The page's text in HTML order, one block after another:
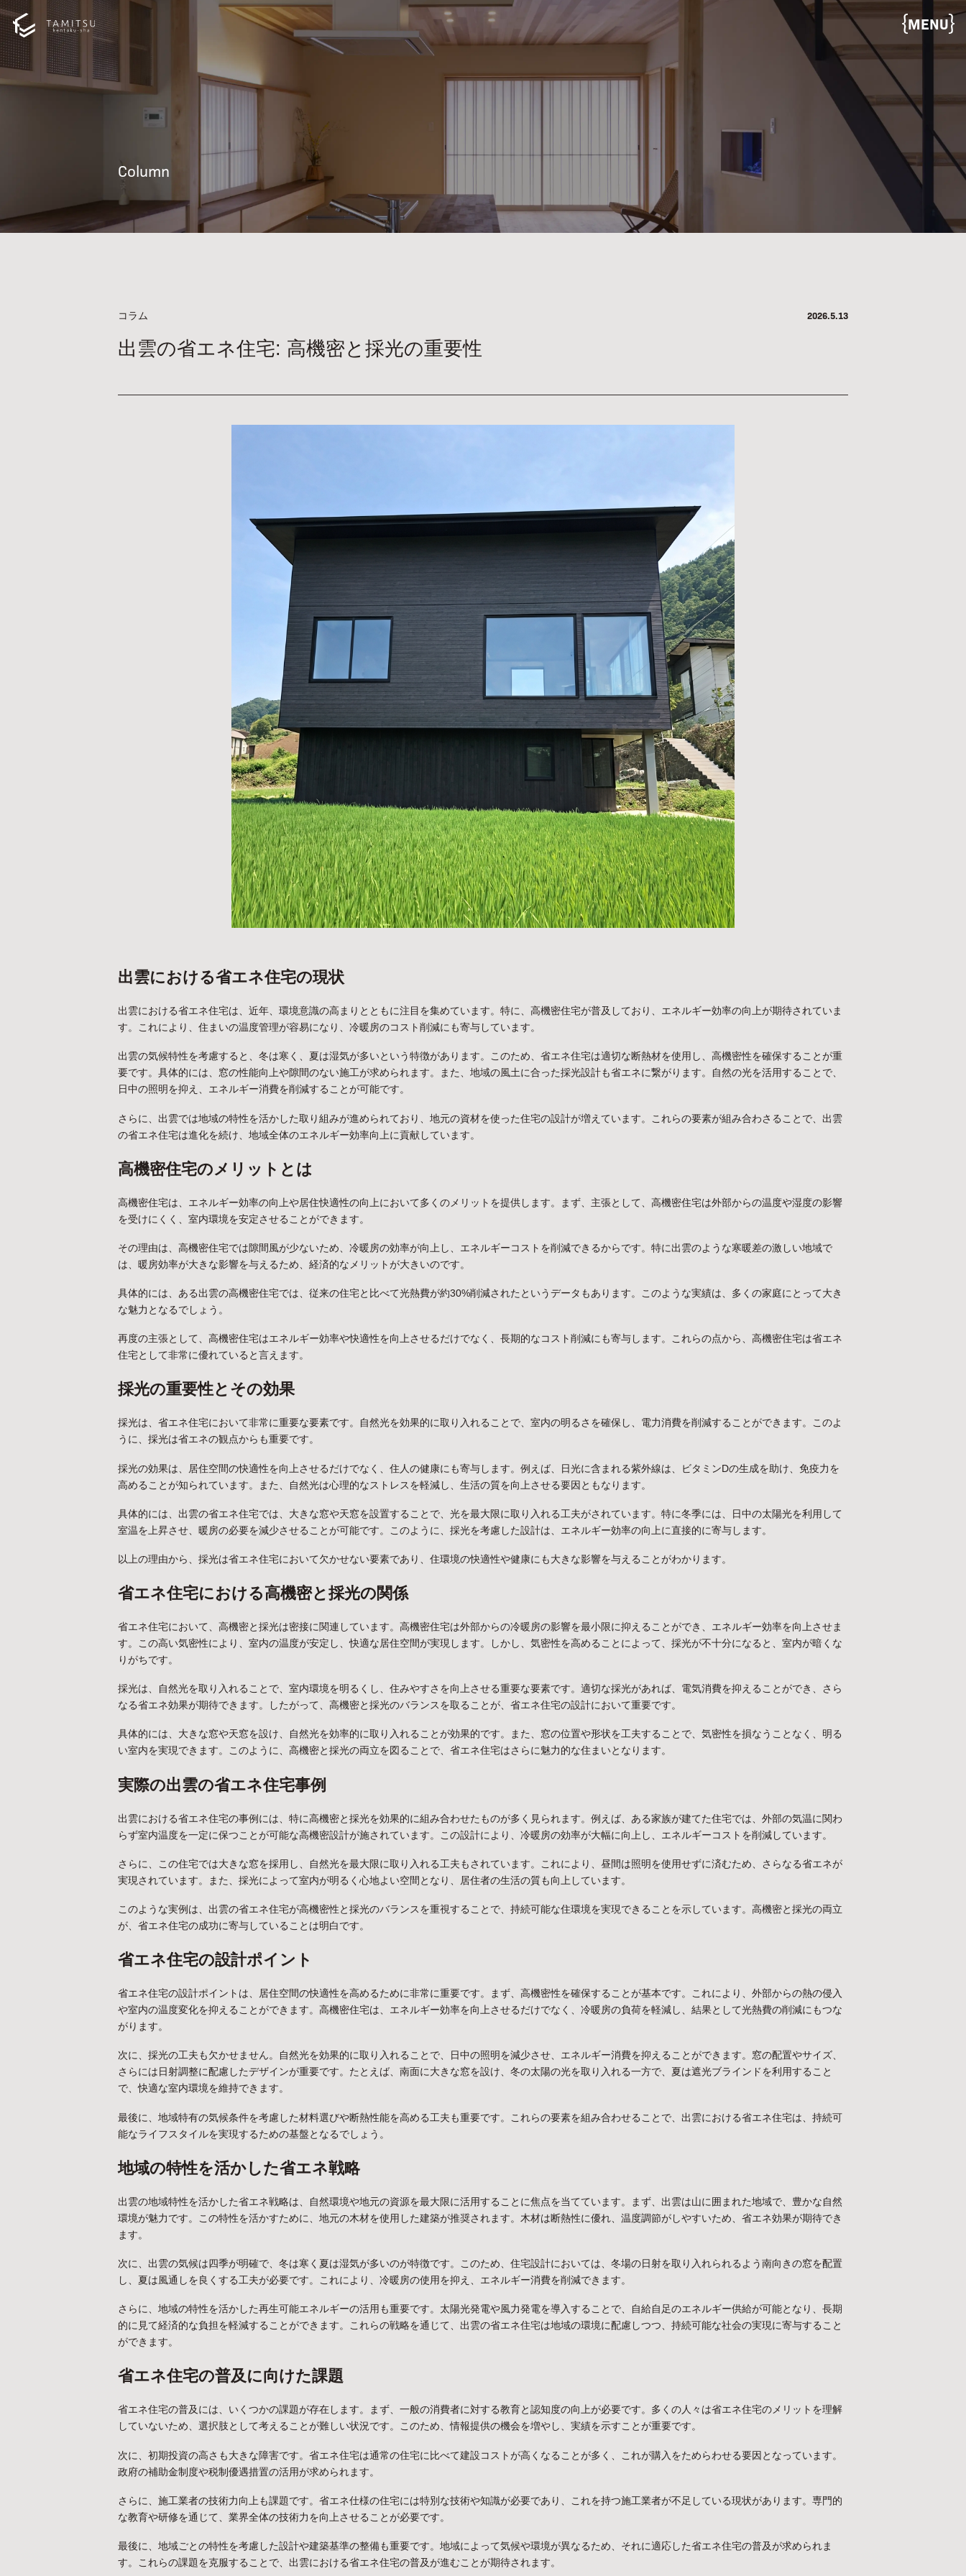
MENU
Column
コラム 2026.5.13
出雲の省エネ住宅: 高機密と採光の重要性
出雲における省エネ住宅の現状
出雲における省エネ住宅は、近年、環境意識の高まりとともに注目を集めています。特に、高機密住宅が普及しており、エネルギー効率の向上が期待されていま
す。これにより、住まいの温度管理が容易になり、冷暖房のコスト削減にも寄与しています。
出雲の気候特性を考慮すると、冬は寒く、夏は湿気が多いという特徴があります。このため、省エネ住宅は適切な断熱材を使用し、高機密性を確保することが重
要です。具体的には、窓の性能向上や隙間のない施工が求められます。また、地域の風土に合った採光設計も省エネに繋がります。自然の光を活用することで、
日中の照明を抑え、エネルギー消費を削減することが可能です。
さらに、出雲では地域の特性を活かした取り組みが進められており、地元の資材を使った住宅の設計が増えています。これらの要素が組み合わさることで、出雲
の省エネ住宅は進化を続け、地域全体のエネルギー効率向上に貢献しています。
高機密住宅のメリットとは
高機密住宅は、エネルギー効率の向上や居住快適性の向上において多くのメリットを提供します。まず、主張として、高機密住宅は外部からの温度や湿度の影響
を受けにくく、室内環境を安定させることができます。
その理由は、高機密住宅では隙間風が少ないため、冷暖房の効率が向上し、エネルギーコストを削減できるからです。特に出雲のような寒暖差の激しい地域で
は、暖房効率が大きな影響を与えるため、経済的なメリットが大きいのです。
具体的には、ある出雲の高機密住宅では、従来の住宅と比べて光熱費が約30%削減されたというデータもあります。このような実績は、多くの家庭にとって大き
な魅力となるでしょう。
再度の主張として、高機密住宅はエネルギー効率や快適性を向上させるだけでなく、長期的なコスト削減にも寄与します。これらの点から、高機密住宅は省エネ
住宅として非常に優れていると言えます。
採光の重要性とその効果
採光は、省エネ住宅において非常に重要な要素です。自然光を効果的に取り入れることで、室内の明るさを確保し、電力消費を削減することができます。このよ
うに、採光は省エネの観点からも重要です。
採光の効果は、居住空間の快適性を向上させるだけでなく、住人の健康にも寄与します。例えば、日光に含まれる紫外線は、ビタミンDの生成を助け、免疫力を
高めることが知られています。また、自然光は心理的なストレスを軽減し、生活の質を向上させる要因ともなります。
具体的には、出雲の省エネ住宅では、大きな窓や天窓を設置することで、光を最大限に取り入れる工夫がされています。特に冬季には、日中の太陽光を利用して
室温を上昇させ、暖房の必要を減少させることが可能です。このように、採光を考慮した設計は、エネルギー効率の向上に直接的に寄与します。
以上の理由から、採光は省エネ住宅において欠かせない要素であり、住環境の快適性や健康にも大きな影響を与えることがわかります。
省エネ住宅における高機密と採光の関係
省エネ住宅において、高機密と採光は密接に関連しています。高機密住宅は外部からの冷暖房の影響を最小限に抑えることができ、エネルギー効率を向上させま
す。この高い気密性により、室内の温度が安定し、快適な居住空間が実現します。しかし、気密性を高めることによって、採光が不十分になると、室内が暗くな
りがちです。
採光は、自然光を取り入れることで、室内環境を明るくし、住みやすさを向上させる重要な要素です。適切な採光があれば、電気消費を抑えることができ、さら
なる省エネ効果が期待できます。したがって、高機密と採光のバランスを取ることが、省エネ住宅の設計において重要です。
具体的には、大きな窓や天窓を設け、自然光を効率的に取り入れることが効果的です。また、窓の位置や形状を工夫することで、気密性を損なうことなく、明る
い室内を実現できます。このように、高機密と採光の両立を図ることで、省エネ住宅はさらに魅力的な住まいとなります。
実際の出雲の省エネ住宅事例
出雲における省エネ住宅の事例には、特に高機密と採光を効果的に組み合わせたものが多く見られます。例えば、ある家族が建てた住宅では、外部の気温に関わ
らず室内温度を一定に保つことが可能な高機密設計が施されています。この設計により、冷暖房の効率が大幅に向上し、エネルギーコストを削減しています。
さらに、この住宅では大きな窓を採用し、自然光を最大限に取り入れる工夫もされています。これにより、昼間は照明を使用せずに済むため、さらなる省エネが
実現されています。また、採光によって室内が明るく心地よい空間となり、居住者の生活の質も向上しています。
このような実例は、出雲の省エネ住宅が高機密性と採光のバランスを重視することで、持続可能な住環境を実現できることを示しています。高機密と採光の両立
が、省エネ住宅の成功に寄与していることは明白です。
省エネ住宅の設計ポイント
省エネ住宅の設計ポイントは、居住空間の快適性を高めるために非常に重要です。まず、高機密性を確保することが基本です。これにより、外部からの熱の侵入
や室内の温度変化を抑えることができます。高機密住宅は、エネルギー効率を向上させるだけでなく、冷暖房の負荷を軽減し、結果として光熱費の削減にもつな
がります。
次に、採光の工夫も欠かせません。自然光を効果的に取り入れることで、日中の照明を減少させ、エネルギー消費を抑えることができます。窓の配置やサイズ、
さらには日射調整に配慮したデザインが重要です。たとえば、南面に大きな窓を設け、冬の太陽の光を取り入れる一方で、夏は遮光ブラインドを利用すること
で、快適な室内環境を維持できます。
最後に、地域特有の気候条件を考慮した材料選びや断熱性能を高める工夫も重要です。これらの要素を組み合わせることで、出雲における省エネ住宅は、持続可
能なライフスタイルを実現するための基盤となるでしょう。
地域の特性を活かした省エネ戦略
出雲の地域特性を活かした省エネ戦略は、自然環境や地元の資源を最大限に活用することに焦点を当てています。まず、出雲は山に囲まれた地域で、豊かな自然
環境が魅力です。この特性を活かすために、地元の木材を使用した建築が推奨されます。木材は断熱性に優れ、温度調節がしやすいため、省エネ効果が期待でき
ます。
次に、出雲の気候は四季が明確で、冬は寒く夏は湿気が多いのが特徴です。このため、住宅設計においては、冬場の日射を取り入れられるよう南向きの窓を配置
し、夏は風通しを良くする工夫が必要です。これにより、冷暖房の使用を抑え、エネルギー消費を削減できます。
さらに、地域の特性を活かした再生可能エネルギーの活用も重要です。太陽光発電や風力発電を導入することで、自給自足のエネルギー供給が可能となり、長期
的に見て経済的な負担を軽減することができます。これらの戦略を通じて、出雲の省エネ住宅は地域の環境に配慮しつつ、持続可能な社会の実現に寄与すること
ができます。
省エネ住宅の普及に向けた課題
省エネ住宅の普及には、いくつかの課題が存在します。まず、一般の消費者に対する教育と認知度の向上が必要です。多くの人々は省エネ住宅のメリットを理解
していないため、選択肢として考えることが難しい状況です。このため、情報提供の機会を増やし、実績を示すことが重要です。
次に、初期投資の高さも大きな障害です。省エネ住宅は通常の住宅に比べて建設コストが高くなることが多く、これが購入をためらわせる要因となっています。
政府の補助金制度や税制優遇措置の活用が求められます。
さらに、施工業者の技術力向上も課題です。省エネ仕様の住宅には特別な技術や知識が必要であり、これを持つ施工業者が不足している現状があります。専門的
な教育や研修を通じて、業界全体の技術力を向上させることが必要です。
最後に、地域ごとの特性を考慮した設計や建築基準の整備も重要です。地域によって気候や環境が異なるため、それに適応した省エネ住宅の普及が求められま
す。これらの課題を克服することで、出雲における省エネ住宅の普及が進むことが期待されます。